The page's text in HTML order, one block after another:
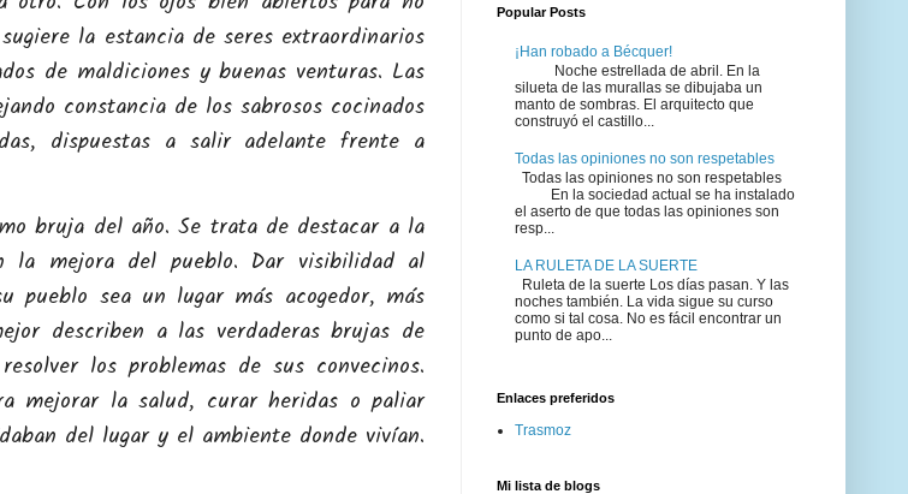
la estancia de seres extraordinarios
de maldiciones y buenas venturas. Las
constancia de los sabrosos cocinados
dispuestas a salir adelante frente a
bruja del año. Se trata de destacar a la
mejora del pueblo. Dar visibilidad al
pueblo sea un lugar más acogedor, más
describen a las verdaderas brujas de
los problemas de sus convecinos.
mejorar la salud, curar heridas o paliar
del lugar y el ambiente donde vivían.
Popular Posts
¡Han robado a Bécquer!
Noche estrellada de abril. En la
silueta de las murallas se dibujaba un
manto de sombras. El arquitecto que
construyó el castillo...
Todas las opiniones no son respetables
Todas las opiniones no son respetables
En la sociedad actual se ha instalado
el aserto de que todas las opiniones son
resp...
LA RULETA DE LA SUERTE
Ruleta de la suerte Los días pasan. Y las
noches también. La vida sigue su curso
como si tal cosa. No es fácil encontrar un
punto de apo...
Enlaces preferidos
Trasmoz
Mi lista de blogs